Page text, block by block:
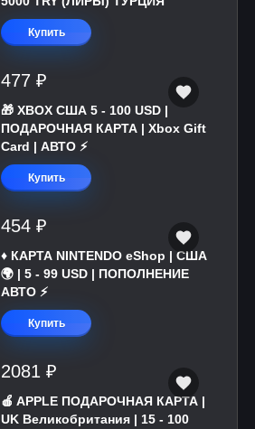
Купить
477 ₽
🎁 XBOX США 5 - 100 USD |
ПОДАРОЧНАЯ КАРТА | Xbox Gift
Card | АВТО ⚡
Купить
454 ₽
♦️ КАРТА NINTENDO eShop | США
🌍 | 5 - 99 USD | ПОПОЛНЕНИЕ
АВТО ⚡
Купить
2081 ₽
🍎 APPLE ПОДАРОЧНАЯ КАРТА |
UK Великобритания | 15 - 100